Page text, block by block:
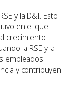
y la D&I. Esto
en el que
crecimiento
la RSE y la
empleados
y contribuyen